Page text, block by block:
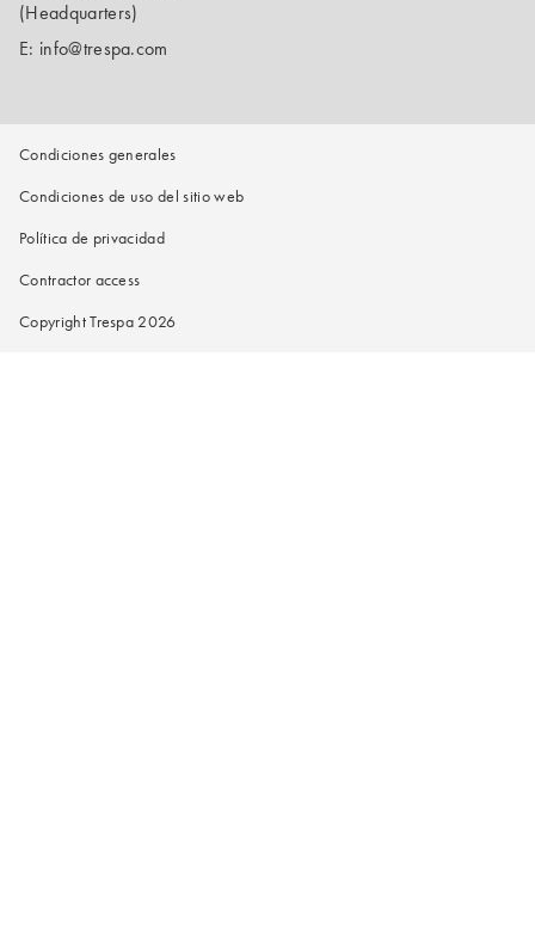
(Headquarters)
E: info@trespa.com
Condiciones generales
Condiciones de uso del sitio web
Política de privacidad
Contractor access
Copyright Trespa 2026